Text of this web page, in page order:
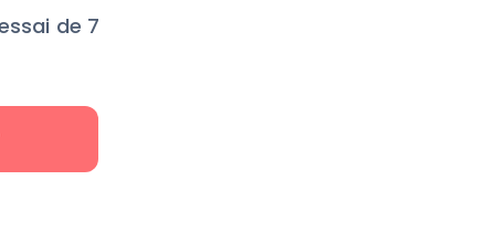
de 7